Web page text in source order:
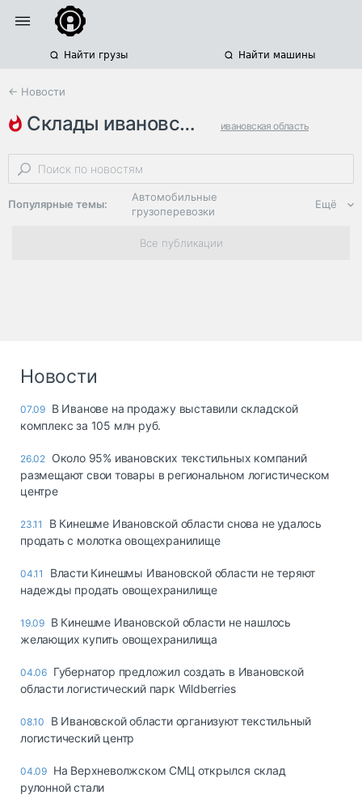
Найти грузы Найти машины
← Новости
склады ивановской области ивановская область
строительство складов планы
Популярные темы:
Автомобильные
грузоперевозки
Региональная
логистика
опасные грузы
страхование
грузовые
терминалы
транспорт
Автосервис,
Топливо, масла и
автохимия
Ещё
Все публикации
Новости
07.09 В Иванове на продажу выставили складской
комплекс за 105 млн руб.
26.02 Около 95% ивановских текстильных компаний
размещают свои товары в региональном логистическом
центре
23.11
В Кинешме Ивановской области снова не удалось
продать с молотка овощехранилище
04.11
Власти Кинешмы Ивановской области не теряют
надежды продать овощехранилище
19.09 В Кинешме Ивановской области не нашлось
желающих купить овощехранилища
04.06 Губернатор предложил создать в Ивановской
области логистический парк Wildberries
08.10
В Ивановской области организуют текстильный
логистический центр
04.09 На Верхневолжском СМЦ открылся склад
рулонной стали